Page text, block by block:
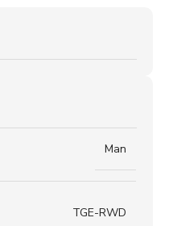
Man
TGE-RWD